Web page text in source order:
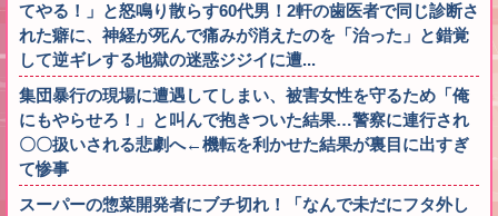
てやる！」と怒鳴り散らす60代男！2軒の歯医者で同じ診断さ
れた癖に、神経が死んで痛みが消えたのを「治った」と錯覚
して逆ギレする地獄の迷惑ジジイに遭...
集団暴行の現場に遭遇してしまい、被害女性を守るため「俺
にもやらせろ！」と叫んで抱きついた結果…警察に連行され
〇〇扱いされる悲劇へ←機転を利かせた結果が裏目に出すぎ
て惨事
スーパーの惣菜開発者にブチ切れ！「なんで未だにフタ外し